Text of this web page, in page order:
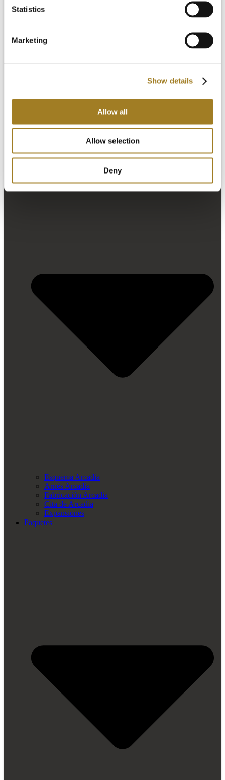
Statistics
Marketing
Show details
Allow all
Allow selection
Deny
Productos
Esquema Arcadia
Arnés Arcadia
Fabricación Arcadia
Cita de Arcadia
Expansiones
Paquetes